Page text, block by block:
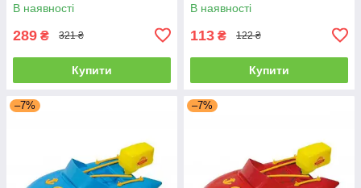
В наявності
289 ₴ 321 ₴
Купити
В наявності
113 ₴ 122 ₴
Купити
–7% –7%